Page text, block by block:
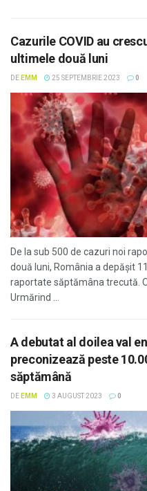
Cazurile COVID au
ultimele două luni
DE EMM 25 SEPTEMBRIE 2023 0
De la sub 500 de cazuri noi
două luni, România a depășit
raportate săptămâna trecută.
Urmărind ...
A debutat al doilea val
preconizează peste
săptămână
DE EMM 3 AUGUST 2023 0